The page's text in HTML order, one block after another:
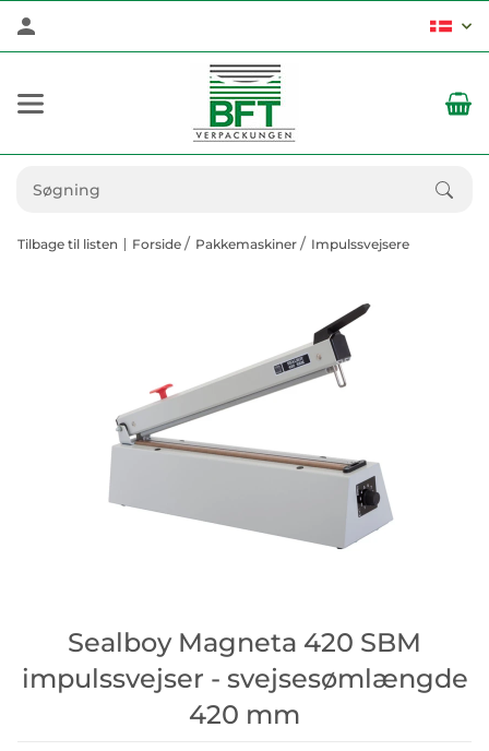
Tilbage til listen Forside Pakkemaskiner Impulssvejsere
Sealboy Magneta 420 SBM
impulssvejser - svejsesømlængde
420 mm